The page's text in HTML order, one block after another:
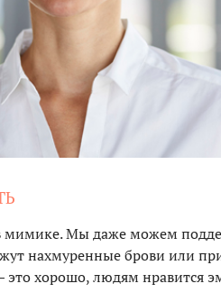
Мы даже можем
нахмуренные брови или
хорошо, людям нравится